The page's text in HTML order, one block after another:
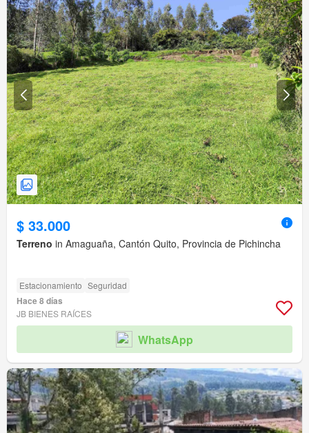
$ 33.000
Terreno in Amaguaña, Cantón Quito, Provincia de Pichincha
Estacionamiento Seguridad
Hace 8 días
JB BIENES RAÍCES
WhatsApp